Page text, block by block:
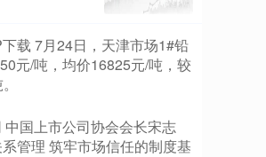
载 7月24日，天津市场1#铅
元/吨，均价16825元/吨，较
国上市公司协会会长宋志
管理 筑牢市场信任的制度基